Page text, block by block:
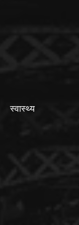
स्वास्थ्य